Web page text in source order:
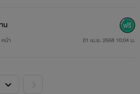
น
หน้า 01 เม.ย. 2568 10:04 น.